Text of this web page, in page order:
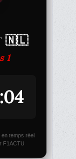
🇳🇱
1
temps réel
F1ACTU